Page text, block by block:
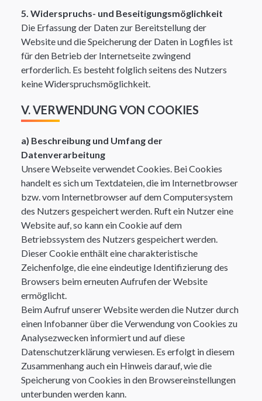
5. Widerspruchs- und Beseitigungsmöglichkeit
Die Erfassung der Daten zur Bereitstellung der
Website und die Speicherung der Daten in Logfiles ist
für den Betrieb der Internetseite zwingend
erforderlich. Es besteht folglich seitens des Nutzers
keine Widerspruchsmöglichkeit.
V. VERWENDUNG VON COOKIES
a) Beschreibung und Umfang der
Datenverarbeitung
Unsere Webseite verwendet Cookies. Bei Cookies
handelt es sich um Textdateien, die im Internetbrowser
bzw. vom Internetbrowser auf dem Computersystem
des Nutzers gespeichert werden. Ruft ein Nutzer eine
Website auf, so kann ein Cookie auf dem
Betriebssystem des Nutzers gespeichert werden.
Dieser Cookie enthält eine charakteristische
Zeichenfolge, die eine eindeutige Identifizierung des
Browsers beim erneuten Aufrufen der Website
ermöglicht.
Beim Aufruf unserer Website werden die Nutzer durch
einen Infobanner über die Verwendung von Cookies zu
Analysezwecken informiert und auf diese
Datenschutzerklärung verwiesen. Es erfolgt in diesem
Zusammenhang auch ein Hinweis darauf, wie die
Speicherung von Cookies in den Browsereinstellungen
unterbunden werden kann.